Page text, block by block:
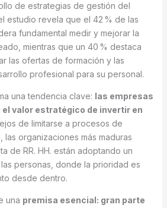
de estrategias de gestión del
estudio revela que el 42 % de las
fundamental medir y mejorar la
mientras que un 40 % destaca
las ofertas de formación y las
profesional para su personal.
una tendencia clave: las empresas
valor estratégico de invertir en
de limitarse a procesos de
las organizaciones más maduras
de RR. HH. están adoptando un
personas, donde la prioridad es
desde dentro.
una premisa esencial: gran parte